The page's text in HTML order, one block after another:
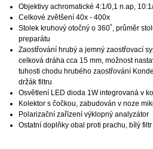
Objektivy achromatické 4:1/0,1 n.ap,
Celkové zvětšení 40x - 400x
Stolek kruhový otočný o 360˚, průměr
preparátu
Zaostřování hrubý a jemný zaostřovací
celková dráha cca 15 mm, možnost
tuhosti chodu hrubého zaostřování
držák filtru
Osvětlení LED dioda 1W integrovaná v
Kolektor s čočkou, zabudován v noze
Polarizační zařízení výklopný analyzátor
Ostatní doplňky obal proti prachu, bílý filtr